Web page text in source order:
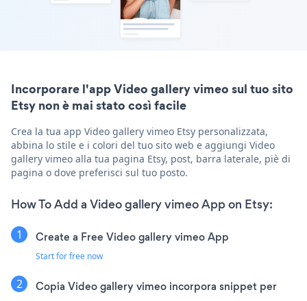
Incorporare l'app Video gallery vimeo sul tuo sito
Etsy non è mai stato così facile
Crea la tua app Video gallery vimeo Etsy personalizzata,
abbina lo stile e i colori del tuo sito web e aggiungi Video
gallery vimeo alla tua pagina Etsy, post, barra laterale, piè di
pagina o dove preferisci sul tuo posto.
How To Add a Video gallery vimeo App on Etsy:
Create a Free Video gallery vimeo App
Start for free now
Copia Video gallery vimeo incorpora snippet per